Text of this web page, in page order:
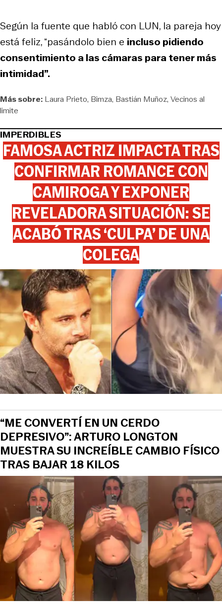
Según la fuente que habló con LUN, la pareja hoy
está feliz, “pasándolo bien e incluso pidiendo
consentimiento a las cámaras para tener más
intimidad”.
Más sobre: Laura Prieto Bimza Bastián Muñoz Vecinos al
limite
IMPERDIBLES
FAMOSA ACTRIZ IMPACTA TRAS
CONFIRMAR ROMANCE CON
CAMIROGA Y EXPONER
REVELADORA SITUACIÓN: SE
ACABÓ TRAS ‘CULPA’ DE UNA
COLEGA
“ME CONVERTÍ EN UN CERDO
DEPRESIVO”: ARTURO LONGTON
MUESTRA SU INCREÍBLE CAMBIO FÍSICO
TRAS BAJAR 18 KILOS